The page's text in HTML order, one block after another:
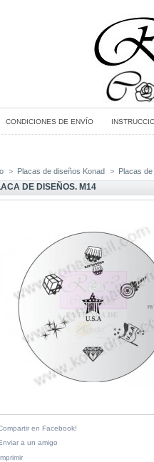
CONDICIONES DE ENVÍO
> Placas de diseños Konad > Placas
DE DISEÑOS. M14
en Facebook!
a un amigo